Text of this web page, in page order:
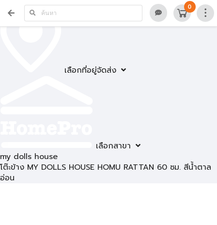
เลือกที่อยู่จัดส่ง
เลือกสาขา
0
my dolls house
โต๊ะข้าง MY DOLLS HOUSE HOMU RATTAN 60 ซม. สีน้ำตาล
อ่อน